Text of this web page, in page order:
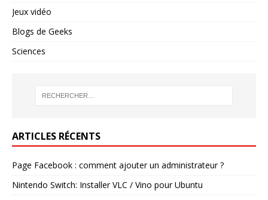
Jeux vidéo
Blogs de Geeks
Sciences
ARTICLES RÉCENTS
Page Facebook : comment ajouter un administrateur ?
Nintendo Switch: Installer VLC / Vino pour Ubuntu